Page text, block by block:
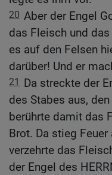
20 Aber der Engel
das Fleisch und
es auf den Felsen
darüber! Und er
21
Da streckte der
des Stabes aus,
berührte damit das
Brot. Da stieg
verzehrte das
der Engel des